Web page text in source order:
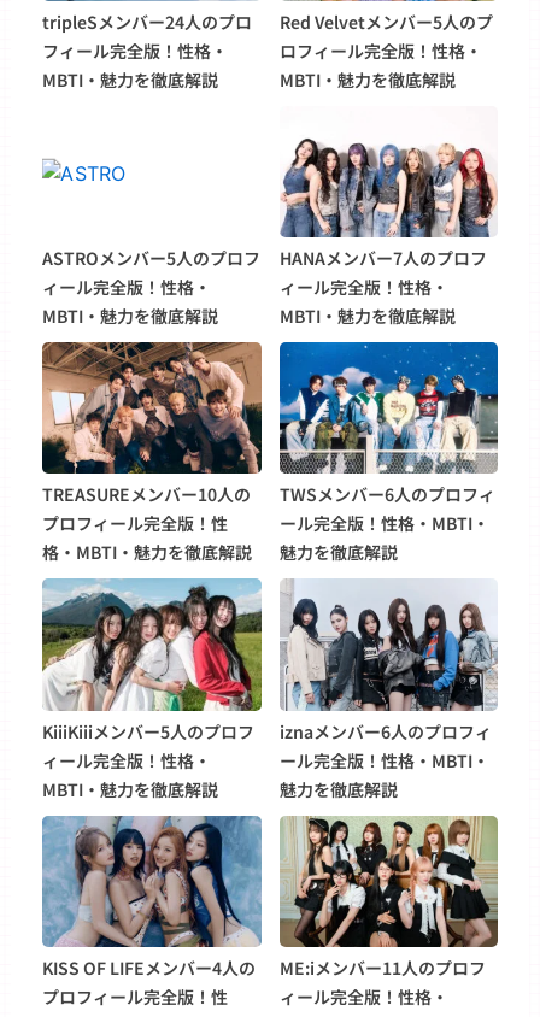
tripleSメンバー24人のプロ
フィール完全版！性格・
MBTI・魅力を徹底解説
Red Velvetメンバー5人のプ
ロフィール完全版！性格・
MBTI・魅力を徹底解説
ASTROメンバー5人のプロフ
ィール完全版！性格・
MBTI・魅力を徹底解説
HANAメンバー7人のプロフ
ィール完全版！性格・
MBTI・魅力を徹底解説
TREASUREメンバー10人の
プロフィール完全版！性
格・MBTI・魅力を徹底解説
TWSメンバー6人のプロフィ
ール完全版！性格・MBTI・
魅力を徹底解説
KiiiKiiiメンバー5人のプロフ
ィール完全版！性格・
MBTI・魅力を徹底解説
iznaメンバー6人のプロフィ
ール完全版！性格・MBTI・
魅力を徹底解説
KISS OF LIFEメンバー4人の
プロフィール完全版！性
ME:iメンバー11人のプロフ
ィール完全版！性格・